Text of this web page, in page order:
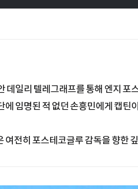
일리 텔레그래프를 통해 엔지 포
임명된 적 없던 손흥민에게 캡틴
전히 포스테코글루 감독을 향한